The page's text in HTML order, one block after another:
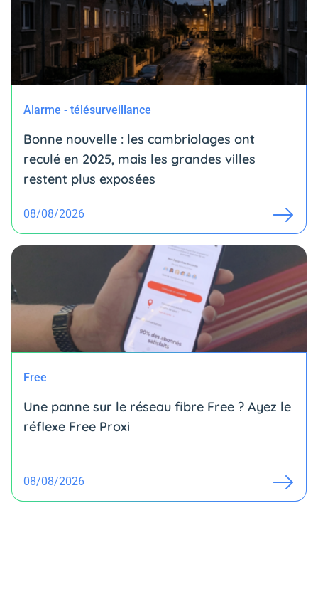
Alarme - télésurveillance
Bonne nouvelle : les cambriolages ont
reculé en 2025, mais les grandes villes
restent plus exposées
08/08/2026
Free
Une panne sur le réseau fibre Free ? Ayez le
réflexe Free Proxi
08/08/2026